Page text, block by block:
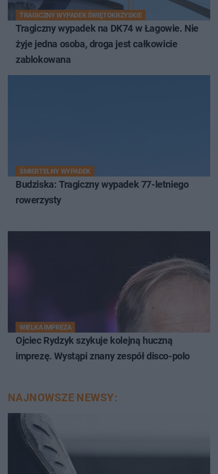
TRAGICZNY WYPADEK ŚWIĘTOKRZYSKIE
Tragiczny wypadek na DK74 w Łagowie. Nie
żyje jedna osoba, droga jest całkowicie
zablokowana
ŚMIERTELNY WYPADEK
Budziska: Tragiczny wypadek 77-letniego
rowerzysty
WIELKA IMPREZA
Ojciec Rydzyk szykuje kolejną huczną
imprezę. Wystąpi znany zespół disco-polo
NAJNOWSZE NEWSY: